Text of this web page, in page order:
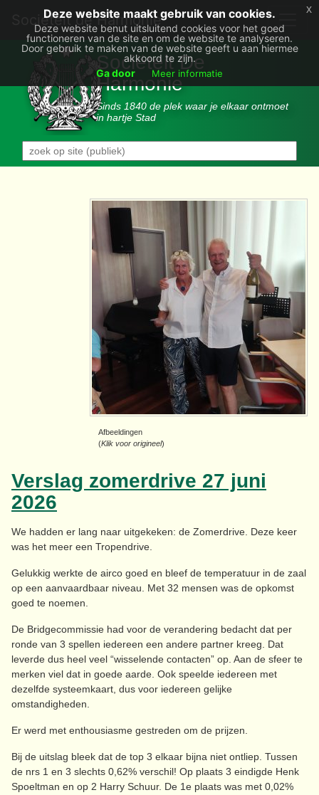
Deze website maakt gebruik van cookies.
Deze website benut uitsluitend cookies voor het goed
functioneren van de site en om de website te analyseren.
Door gebruik te maken van de website geeft u aan hiermee
akkoord te zijn.
Ga door
Meer informatie
x
Societëit de Harmonie
Sociëteit De
Harmonie
Sinds 1840 de plek waar je elkaar ontmoet
in hartje Stad
Afbeeldingen
(Klik voor origineel)
Verslag zomerdrive 27 juni
2026
We hadden er lang naar uitgekeken: de Zomerdrive. Deze keer
was het meer een Tropendrive.
Gelukkig werkte de airco goed en bleef de temperatuur in de zaal
op een aanvaardbaar niveau. Met 32 mensen was de opkomst
goed te noemen.
De Bridgecommissie had voor de verandering bedacht dat per
ronde van 3 spellen iedereen een andere partner kreeg. Dat
leverde dus heel veel “wisselende contacten” op. Aan de sfeer te
merken viel dat in goede aarde. Ook speelde iedereen met
dezelfde systeemkaart, dus voor iedereen gelijke
omstandigheden.
Er werd met enthousiasme gestreden om de prijzen.
Bij de uitslag bleek dat de top 3 elkaar bijna niet ontliep. Tussen
de nrs 1 en 3 slechts 0,62% verschil! Op plaats 3 eindigde Henk
Spoeltman en op 2 Harry Schuur. De 1e plaats was met 0,02%